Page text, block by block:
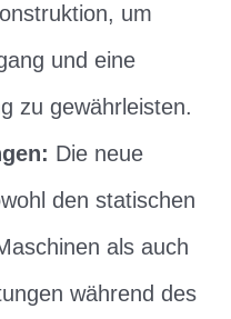
um
und eine
zu gewährleisten.
Die neue
den statischen
als auch
während des